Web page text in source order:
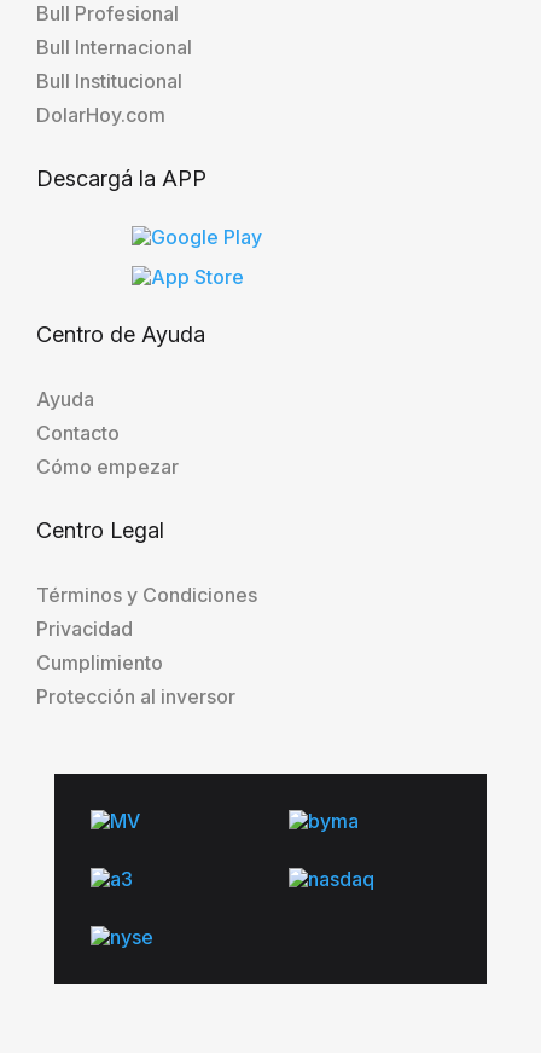
Bull Profesional
Bull Internacional
Bull Institucional
DolarHoy.com
Descargá la APP
Centro de Ayuda
Ayuda
Contacto
Cómo empezar
Centro Legal
Términos y Condiciones
Privacidad
Cumplimiento
Protección al inversor